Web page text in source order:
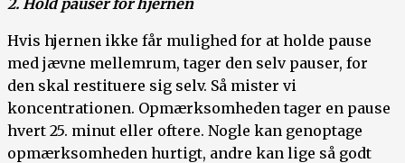
Hvis hjernen ikke får mulighed for at holde pause
med jævne mellemrum, tager den selv pauser, for
den skal restituere sig selv. Så mister vi
koncentrationen. Opmærksomheden tager en pause
hvert 25. minut eller oftere. Nogle kan genoptage
opmærksomheden hurtigt, andre kan lige så godt